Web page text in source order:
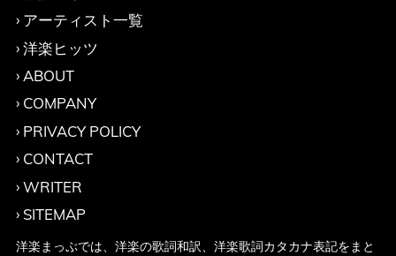
アーティスト一覧
洋楽ヒッツ
ABOUT
COMPANY
PRIVACY POLICY
CONTACT
WRITER
SITEMAP
洋楽まっぷでは、洋楽の歌詞和訳、洋楽歌詞カタカナ表記をまと